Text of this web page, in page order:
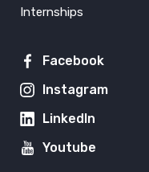
Internships
Facebook
Instagram
LinkedIn
Youtube